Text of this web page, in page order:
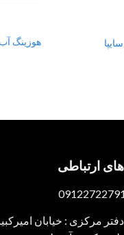
هوزینگ
ارتباطی
09122722791
دفتر مرکزی : خیابان